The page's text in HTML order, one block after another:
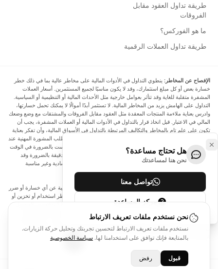
طريقة تداول العقود مقابل
الفروقات
ما هو الفوركس؟
طريقة تداول العملات الرقمية
الإفصاح عن المخاطر: ينطوي التداول في الأدوات المالية على مخاطر عالية بما في ذلك خطر
خسارة بعض أو كل مبلغ استثمارك، وقد لا يكون مناسبًا لجميع المستثمرين. أسعار العملات
المشفرة متقلبة للغاية وقد تتأثر بعوامل خارجية مثل الأحداث المالية أو التنظيمية أو السياسية.
التداول على الهامش يزيد من المخاطر المالية. لا تستثمر أبدًا أموالًا لا يمكنك تحمل خسارتها،
وادرس بعناية ملاءمة المنتجات المعقدة مثل العقود مقابل الفروقات والمشتقات مع وضع وضعك
المالي في الاعتبار. قبل اتخاذ قرار بالتداول في الأدوات المالية أو العملات المشفرة، يجب أن
تكون على علم تام بالمخاطر والتكاليف المرتبطة بالتداول في الأسواق المالية، وأن تفكر بعناية
في أهدافك الاستثمارية ومستوى خبرتك ورغبتك في المخاطرة، وأن تطلب المشورة المهنية عند
الحاجة. تود Arincen أن تذكرك بأن البيانات الواردة في هذا الموقع ليست بالضرورة في الوقت
الفعلي وليست دقيقة. البيانات والأسعار الموجودة على الموقع ليست دقيقة بالضرورة وقد
تختلف عن السعر الفعلي في أي سوق معينة، مما يعني أن الأسعار إرشادية وغير مناسبة
لأغراض التداول.
لن يتحمل Arincen وأي مزود للبيانات الواردة في هذا الموقع المسؤولية عن أي خسارة أو ضرر
نتيجة لتداولك، أو اعتمادك على المعلومات الواردة في هذا الموقع. يحظر استخدام أو تخزين أو
إعادة إنتاج أو عرض أو تعديل أو نقل أو توزيع البيانات الموجودة في هذا الموقع دون الحصول
على إذن كتابي صريح مسبق من Arincen و/أو مزود البيانات. جميع حقوق الملكية الفكرية
محفوظة من قبل مقدمي الخدمة و/أو البورصة التي تقدم البيانات الواردة في هذا الموقع. قد
يتم تعويض Arincen من قبل المعلنين الذين يظهرون على الموقع، بناءً على تفاعلك مع
الإعلانات أو المعلنين.
هل تحتاج مساعدة؟
نحن هنا لمساعدتك
تواصل معنا
مركز المساعدة
نحن نستخدم ملفات تعريف الارتباط
نستخدم ملفات تعريف الارتباط لتحسين تجربتك وتحليل حركة الزيارات.
بالمتابعة فإنك توافق على استخدامنا لها. سياسة الخصوصية
قبول رفض